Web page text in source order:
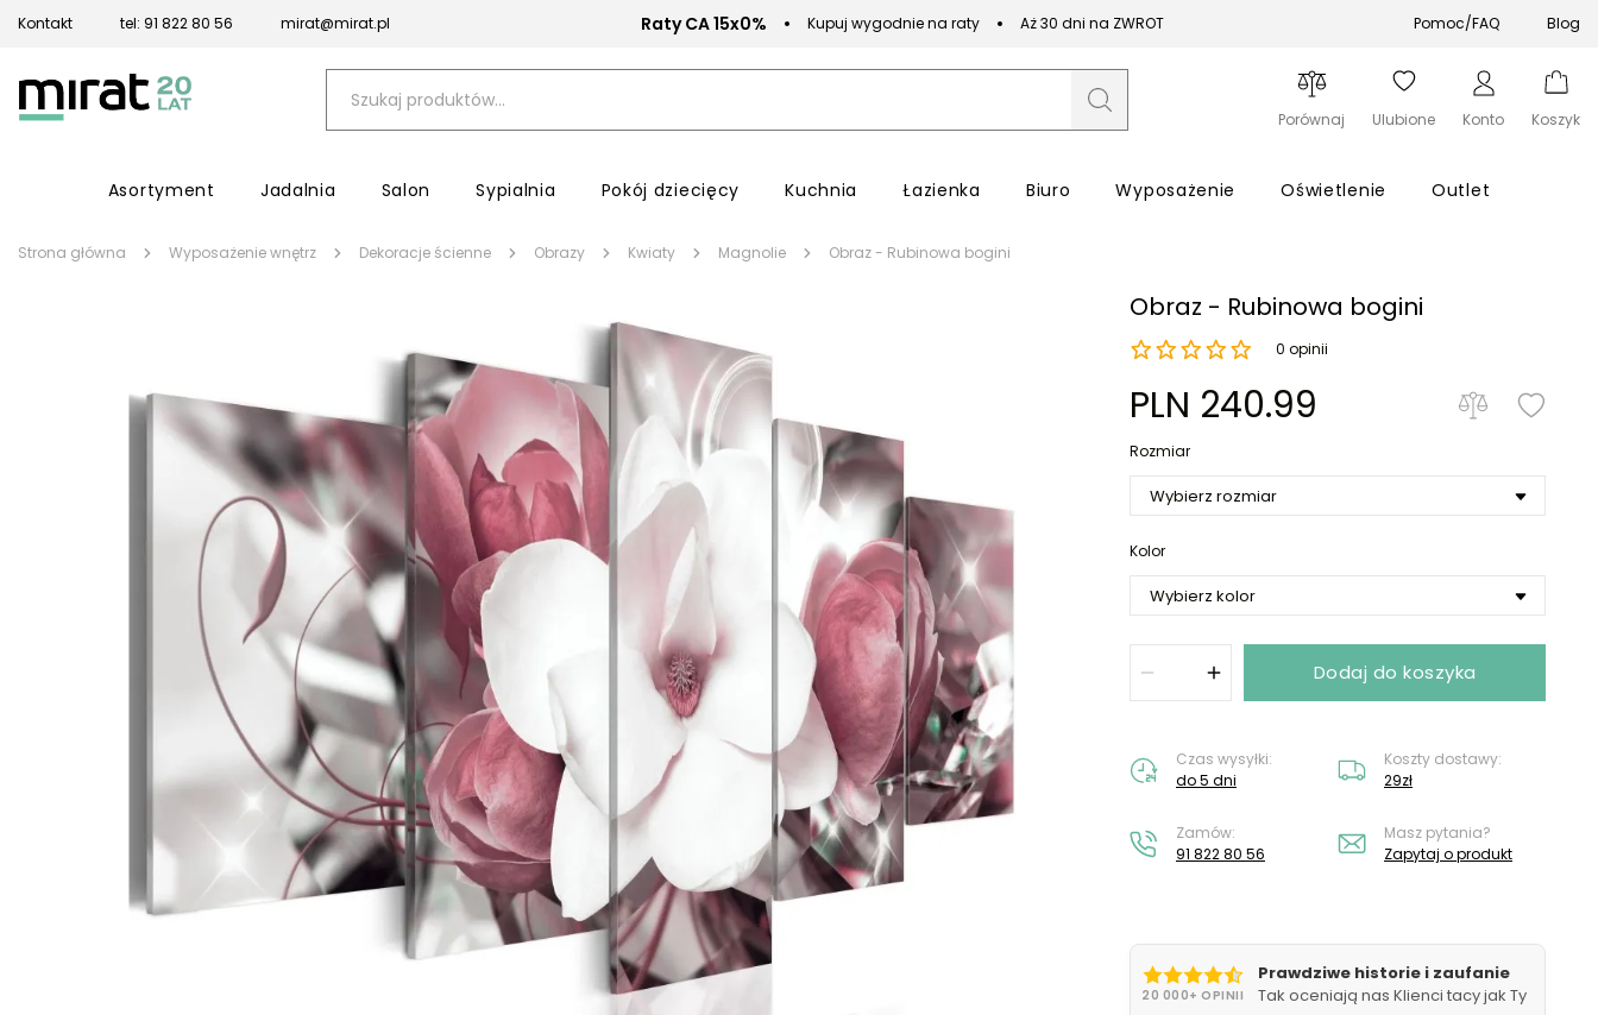
Kontakt tel: 91 822 80 56 mirat@mirat.pl Raty CA 15x0% Kupuj wygodnie na raty Aż 30 dni na ZWROT Pomoc/FAQ Blog
Porównaj Ulubione Konto
Zapomniałeś hasła?
Koszyk
Asortyment Jadalnia Salon Sypialnia Pokój dziecięcy Kuchnia Łazienka Biuro Wyposażenie Oświetlenie Outlet
Strona główna Wyposażenie wnętrz Dekoracje ścienne Obrazy Kwiaty Magnolie Obraz - Rubinowa bogini
Obraz - Rubinowa bogini
0 opinii
PLN 240.99
Rozmiar
Kolor
Dodaj do koszyka
Czas wysyłki:
do 5 dni
Koszty dostawy:
29zł
Zamów:
91 822 80 56
Masz pytania?
Zapytaj o produkt
20 000+ OPINII
Prawdziwe historie i zaufanie
Tak oceniają nas Klienci tacy jak Ty